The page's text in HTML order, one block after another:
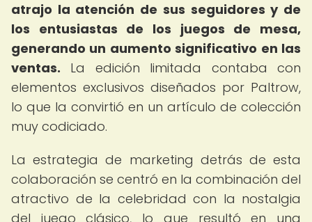
atrajo la atención de sus seguidores y de
los entusiastas de los juegos de mesa,
generando un aumento significativo en las
ventas. La edición limitada contaba con
elementos exclusivos diseñados por Paltrow,
lo que la convirtió en un artículo de colección
muy codiciado.
La estrategia de marketing detrás de esta
colaboración se centró en la combinación del
atractivo de la celebridad con la nostalgia
del juego clásico, lo que resultó en una